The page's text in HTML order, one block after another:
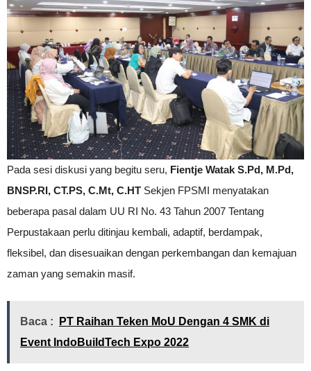
Pada sesi diskusi yang begitu seru, Fientje Watak S.Pd, M.Pd,
BNSP.RI, CT.PS, C.Mt, C.HT Sekjen FPSMI menyatakan
beberapa pasal dalam UU RI No. 43 Tahun 2007 Tentang
Perpustakaan perlu ditinjau kembali, adaptif, berdampak,
fleksibel, dan disesuaikan dengan perkembangan dan kemajuan
zaman yang semakin masif.
Baca :
PT Raihan Teken MoU Dengan 4 SMK di
Event IndoBuildTech Expo 2022